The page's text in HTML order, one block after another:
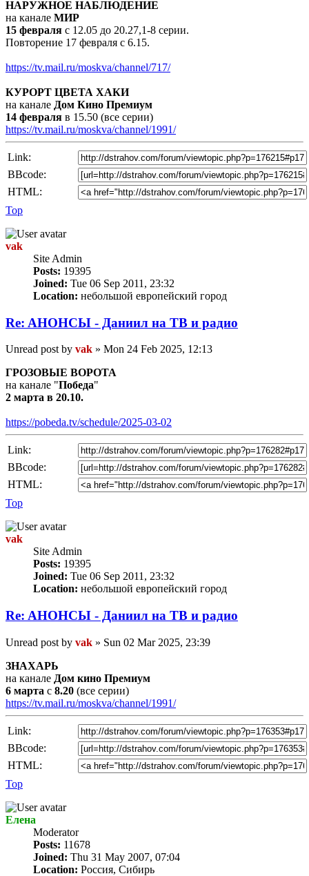
НАРУЖНОЕ НАБЛЮДЕНИЕ
на канале МИР
15 февраля с 12.05 до 20.27,1-8 серии.
Повторение 17 февраля с 6.15.
https://tv.mail.ru/moskva/channel/717/
КУРОРТ ЦВЕТА ХАКИ
на канале Дом Кино Премиум
14 февраля в 15.50 (все серии)
https://tv.mail.ru/moskva/channel/1991/
Link:
BBcode:
HTML:
Top
vak
Site Admin
Posts: 19395
Joined: Tue 06 Sep 2011, 23:32
Location: небольшой европейский город
Re: AНОНСЫ - Даниил на TВ и радио
Unread post by vak » Mon 24 Feb 2025, 12:13
ГРОЗОВЫЕ ВОРОТА
на канале "Победа"
2 марта в 20.10.
https://pobeda.tv/schedule/2025-03-02
Link:
BBcode:
HTML:
Top
vak
Site Admin
Posts: 19395
Joined: Tue 06 Sep 2011, 23:32
Location: небольшой европейский город
Re: AНОНСЫ - Даниил на TВ и радио
Unread post by vak » Sun 02 Mar 2025, 23:39
ЗНАХАРЬ
на канале Дом кино Премиум
6 марта с 8.20 (все серии)
https://tv.mail.ru/moskva/channel/1991/
Link:
BBcode:
HTML:
Top
Елена
Мoderator
Posts: 11678
Joined: Thu 31 May 2007, 07:04
Location: Россия, Сибирь